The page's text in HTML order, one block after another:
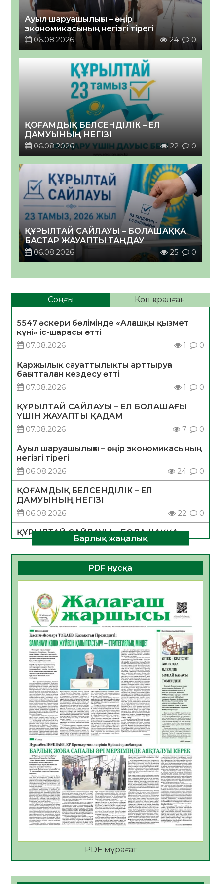
Ауыл шаруашылығы – өңір
экономикасының негізгі тірегі
06.08.2026
24 0
ҚОҒАМДЫҚ БЕЛСЕНДІЛІК – ЕЛ
ДАМУЫНЫҢ НЕГІЗІ
06.08.2026
22 0
ҚҰРЫЛТАЙ САЙЛАУЫ – БОЛАШАҚҚА
БАСТАР ЖАУАПТЫ ТАҢДАУ
06.08.2026
25 0
Соңғы Көп қаралған
5547 әскери бөлімінде «Алғашқы қызмет
күні» іс-шарасы өтті
07.08.2026
1 0
Қаржылық сауаттылықты арттыруға
бағытталған кездесу өтті
07.08.2026
1 0
ҚҰРЫЛТАЙ САЙЛАУЫ – ЕЛ БОЛАШАҒЫ
ҮШІН ЖАУАПТЫ ҚАДАМ
07.08.2026
7 0
Ауыл шаруашылығы – өңір экономикасының
негізгі тірегі
06.08.2026
24 0
ҚОҒАМДЫҚ БЕЛСЕНДІЛІК – ЕЛ
ДАМУЫНЫҢ НЕГІЗІ
06.08.2026
22 0
ҚҰРЫЛТАЙ САЙЛАУЫ – БОЛАШАҚҚА
БАСТАР ЖАУАПТЫ ТАҢДАУ
06.08.2026
25 0
Инфекциялық ауруларға қарсы иммундау
жұмыстарының тиімділігі
06.08.2026
Көкжөтел ауруы туралы
06.08.2026
23
АПВ вакцинасы туралы мәлімет
06.08.2026
24
Open Air: Қызылорда облысы полиция
департаменті 20 мыңнан астам
көрерменнің қауіпсіздігін қамтамасыз етті
06.08.2026
36
ҚЫЗЫЛОРДАДА «САНАЛЫ ҰРПАҚ –
ЖАРҚЫН БОЛАШАҚ» АТТЫ КЕҢЕЙТІЛГЕН
МӘЖІЛІС ӨТТІ
05.08.2026
36
Қазақстан Орталық Азиядағы көшуге ең
қолайлы ел атанды
05.08.2026
37
Өрт қауіпсіздігі талаптарын сақтау – әр
кеңесшісі болып тағайындалды
Барлық жаңалық
PDF нұсқа
PDF мұрағат